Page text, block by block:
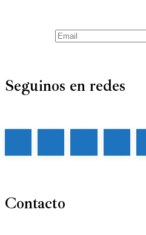
Seguinos en redes
Contacto